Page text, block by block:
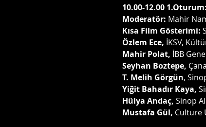
10.00-12.00
Moderatör: Mahir
Kısa Film Gösterimi:
Özlem Ece, İKSV,
Mahir Polat, İBB
Seyhan Boztepe,
T. Melih Görgün,
Yiğit Bahadır Kaya,
Hülya Andaç, Sinop
Mustafa Gül, Culture